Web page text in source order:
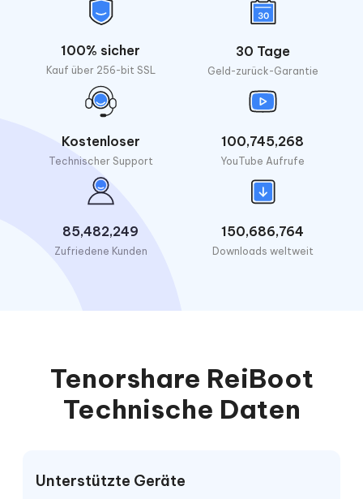
100% sicher
Kauf über 256-bit SSL
30 Tage
Geld-zurück-Garantie
Kostenloser
Technischer Support
100,745,268
YouTube Aufrufe
85,482,249
Zufriedene Kunden
150,686,764
Downloads weltweit
Tenorshare ReiBoot
Technische Daten
Unterstützte Geräte